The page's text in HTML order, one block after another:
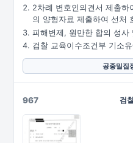
2차례 변호인의견서 제출하
의 양형자료 제출하여 선처
피해변제, 원만한 합의 성사
검찰 교육이수조건부 기소
공중밀집
967 검